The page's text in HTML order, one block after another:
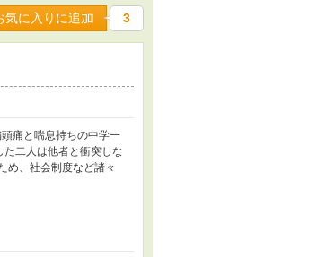
気に入りに追加 3
痛と喘息持ちの中学一
二人は他者と衝突しな
め、社会制度など諸々